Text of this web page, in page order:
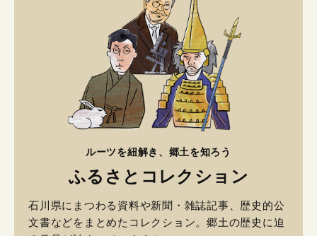
ルーツを紐解き、郷土を知ろう
ふるさとコレクション
石川県にまつわる資料や新聞・雑誌記事、歴史的公
文書などをまとめたコレクション。郷土の歴史に迫